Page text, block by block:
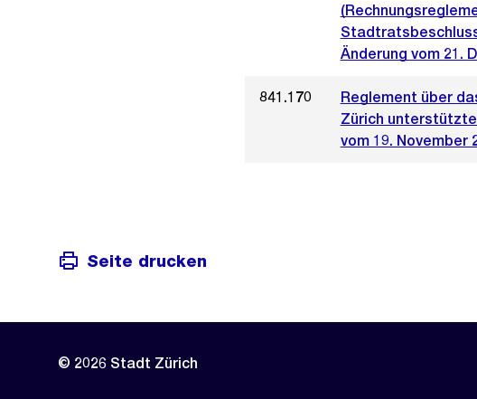
Änderung vom 21.
841.170
Reglement über
Zürich
vom 19. November
Seite drucken
© 2026 Stadt Zürich